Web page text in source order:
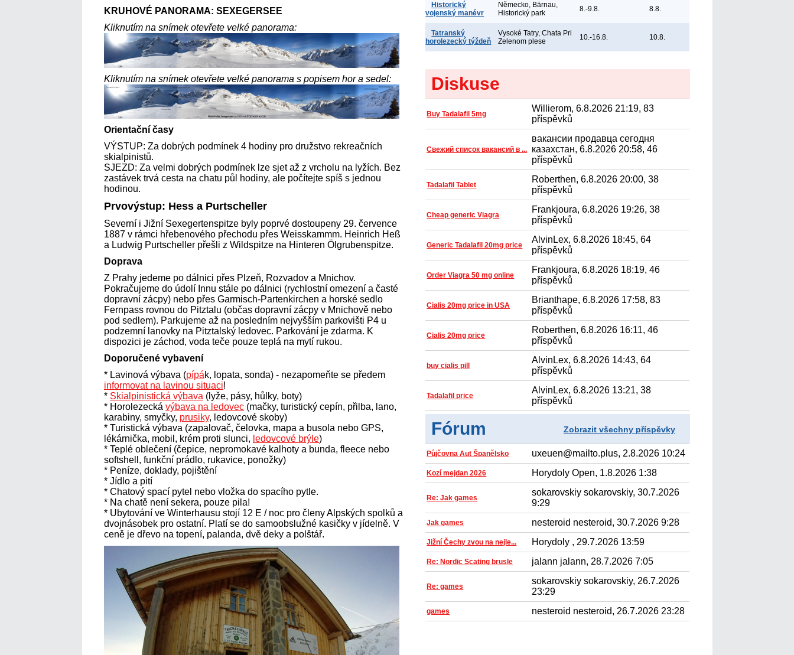
KRUHOVÉ PANORAMA: SEXEGERSEE
Kliknutím na snímek otevřete velké panorama:
Kliknutím na snímek otevřete velké panorama s popisem hor a sedel:
Orientační časy
VÝSTUP: Za dobrých podmínek 4 hodiny pro družstvo rekreačních
skialpinistů.
SJEZD: Za velmi dobrých podmínek lze sjet až z vrcholu na lyžích. Bez
zastávek trvá cesta na chatu půl hodiny, ale počítejte spíš s jednou
hodinou.
Prvovýstup: Hess a Purtscheller
Severní i Jižní Sexegertenspitze byly poprvé dostoupeny 29. července
1887 v rámci hřebenového přechodu přes Weisskammm. Heinrich Heß
a Ludwig Purtscheller přešli z Wildspitze na Hinteren Ölgrubenspitze.
Doprava
Z Prahy jedeme po dálnici přes Plzeň, Rozvadov a Mnichov.
Pokračujeme do údolí Innu stále po dálnici (rychlostní omezení a časté
dopravní zácpy) nebo přes Garmisch-Partenkirchen a horské sedlo
Fernpass rovnou do Pitztalu (občas dopravní zácpy v Mnichově nebo
pod sedlem). Parkujeme až na posledním nejvyšším parkovišti P4 u
podzemní lanovky na Pitztalský ledovec. Parkování je zdarma. K
dispozici je záchod, voda teče pouze teplá na mytí rukou.
Doporučené vybavení
* Lavinová výbava (pípák, lopata, sonda) - nezapomeňte se předem
informovat na lavinou situaci!
* Skialpinistická výbava (lyže, pásy, hůlky, boty)
* Horolezecká výbava na ledovec (mačky, turistický cepín, přilba, lano,
karabiny, smyčky, prusiky, ledovcové skoby)
* Turistická výbava (zapalovač, čelovka, mapa a busola nebo GPS,
lékárnička, mobil, krém proti slunci, ledovcové brýle)
* Teplé oblečení (čepice, nepromokavé kalhoty a bunda, fleece nebo
softshell, funkční prádlo, rukavice, ponožky)
* Peníze, doklady, pojištění
* Jídlo a pití
* Chatový spací pytel nebo vložka do spacího pytle.
* Na chatě není sekera, pouze pila!
* Ubytování ve Winterhausu stojí 12 E / noc pro členy Alpských spolků a
dvojnásobek pro ostatní. Platí se do samoobslužné kasičky v jídelně. V
ceně je dřevo na topení, palanda, dvě deky a polštář.
Historický
vojenský manévr
Německo, Bärnau,
Historický park
8.-9.8. 8.8.
Tatranský
horolezecký týždeň
Vysoké Tatry, Chata Pri
Zelenom plese
10.-16.8. 10.8.
Diskuse
Buy Tadalafil 5mg
Willierom, 6.8.2026 21:19, 83
příspěvků
Свежий список вакансий в ...
вакансии продавца сегодня
казахстан, 6.8.2026 20:58, 46
příspěvků
Tadalafil Tablet
Roberthen, 6.8.2026 20:00, 38
příspěvků
Cheap generic Viagra
Frankjoura, 6.8.2026 19:26, 38
příspěvků
Generic Tadalafil 20mg price
AlvinLex, 6.8.2026 18:45, 64
příspěvků
Order Viagra 50 mg online
Frankjoura, 6.8.2026 18:19, 46
příspěvků
Cialis 20mg price in USA
Brianthape, 6.8.2026 17:58, 83
příspěvků
Cialis 20mg price
Roberthen, 6.8.2026 16:11, 46
příspěvků
buy cialis pill
AlvinLex, 6.8.2026 14:43, 64
příspěvků
Tadalafil price
AlvinLex, 6.8.2026 13:21, 38
příspěvků
Fórum Zobrazit všechny příspěvky
Půjčovna Aut Španělsko uxeuen@mailto.plus, 2.8.2026 10:24
Kozí mejdan 2026 Horydoly Open, 1.8.2026 1:38
Re: Jak games
sokarovskiy sokarovskiy, 30.7.2026
9:29
Jak games nesteroid nesteroid, 30.7.2026 9:28
Jižní Čechy zvou na nejle... Horydoly , 29.7.2026 13:59
Re: Nordic Scating brusle jalann jalann, 28.7.2026 7:05
Re: games
sokarovskiy sokarovskiy, 26.7.2026
23:29
games nesteroid nesteroid, 26.7.2026 23:28